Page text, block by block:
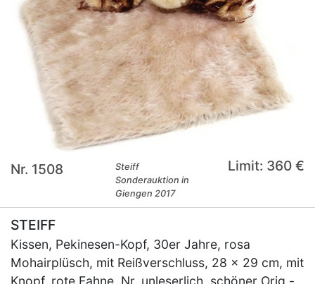
Nr. 1508
Steiff
Sonderauktion in
Giengen 2017
Limit: 360 €
STEIFF
Kissen, Pekinesen-Kopf, 30er Jahre, rosa
Mohairplüsch, mit Reißverschluss, 28 x 29 cm, mit
Knopf, rote Fahne, Nr. unleserlich, schöner Orig.-